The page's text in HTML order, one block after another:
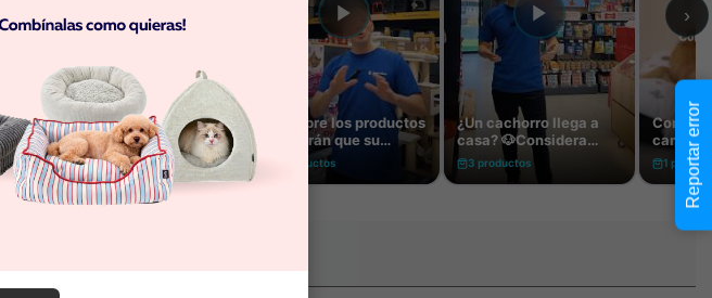
Reportar error